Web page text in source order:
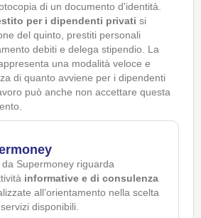
di un documento d'identità.
per i dipendenti privati si
del quinto, prestiti personali
debiti e delega stipendio. La
una modalità veloce e
di quanto avviene per i dipendenti
può anche non accettare questa
Supermoney riguarda
informative e di consulenza
all’orientamento nella scelta
disponibili.